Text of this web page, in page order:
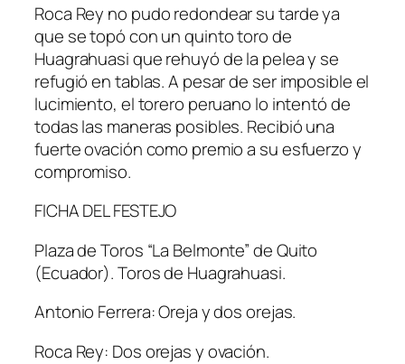
Roca Rey no pudo redondear su tarde ya
que se topó con un quinto toro de
Huagrahuasi que rehuyó de la pelea y se
refugió en tablas. A pesar de ser imposible el
lucimiento, el torero peruano lo intentó de
todas las maneras posibles. Recibió una
fuerte ovación como premio a su esfuerzo y
compromiso.
FICHA DEL FESTEJO
Plaza de Toros “La Belmonte” de Quito
(Ecuador). Toros de Huagrahuasi.
Antonio Ferrera: Oreja y dos orejas.
Roca Rey: Dos orejas y ovación.